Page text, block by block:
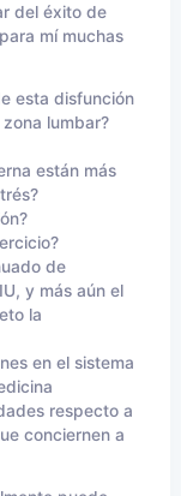
del éxito de
mí muchas
esta disfunción
lumbar?
están más
de
y más aún el
la
en el sistema
respecto a
conciernen a